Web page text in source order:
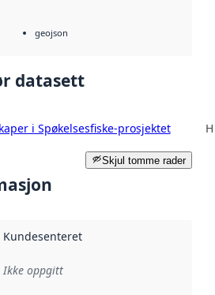
geojson
datasett
i Spøkelsesfiske-prosjektet
Skjul tomme rader
Kundesenteret
Ikke oppgitt